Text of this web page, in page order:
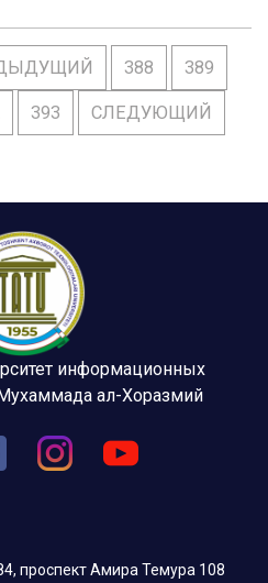
388 389
393 СЛЕДУЮЩИЙ
информационных
ал-Хоразмий
проспект Амира Темура 108